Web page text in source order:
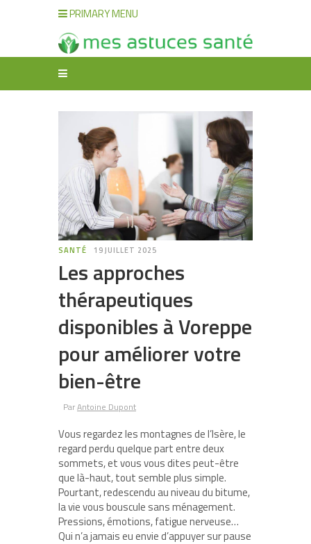
PRIMARY MENU
SANTÉ 19 JUILLET 2025
Les approches
thérapeutiques
disponibles à Voreppe
pour améliorer votre
bien-être
ParAntoine Dupont
Vous regardez les montagnes de l’Isère, le
regard perdu quelque part entre deux
sommets, et vous vous dites peut-être
que là-haut, tout semble plus simple.
Pourtant, redescendu au niveau du bitume,
la vie vous bouscule sans ménagement.
Pressions, émotions, fatigue nerveuse…
Qui n’a jamais eu envie d’appuyer sur pause